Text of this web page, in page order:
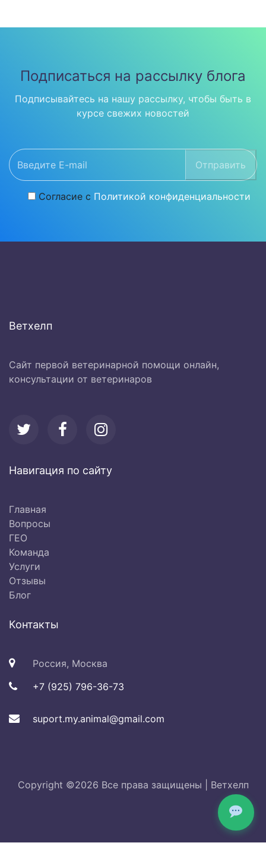
Подписаться на рассылку блога
Подписывайтесь на нашу рассылку, чтобы быть в
курсе свежих новостей
Отправить
Согласие с Политикой конфиденциальности
Ветхелп
Сайт первой ветеринарной помощи онлайн,
консультации от ветеринаров
Навигация по сайту
Главная
Вопросы
ГЕО
Команда
Услуги
Отзывы
Блог
Контакты
Россия, Москва
+7 (925) 796-36-73
suport.my.animal@gmail.com
Copyright ©2026 Все права защищены | Ветхелп